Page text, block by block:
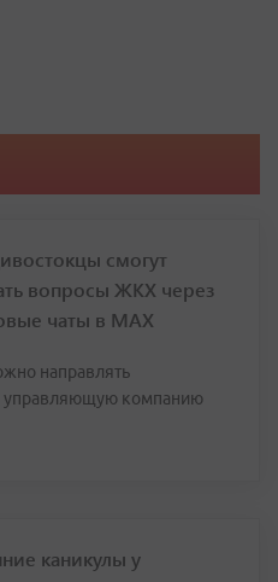
смогут
вопросы ЖКХ через
чаты в МАХ
направлять
управляющую компанию
каникулы у